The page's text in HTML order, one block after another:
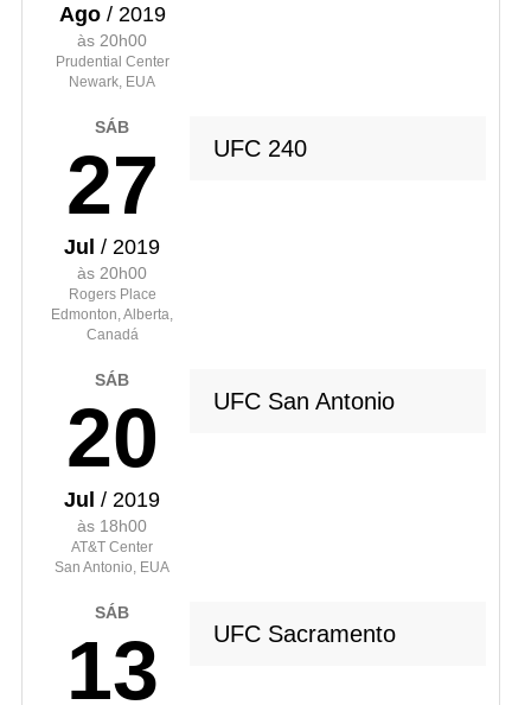
Ago/ 2019
às 20h00
Prudential Center
Newark, EUA
SÁB
27
Jul / 2019
às 20h00
Rogers Place
Edmonton, Alberta,
Canadá
UFC 240
SÁB
20
Jul / 2019
às 18h00
AT&T Center
San Antonio, EUA
UFC San Antonio
SÁB
13 UFC Sacramento